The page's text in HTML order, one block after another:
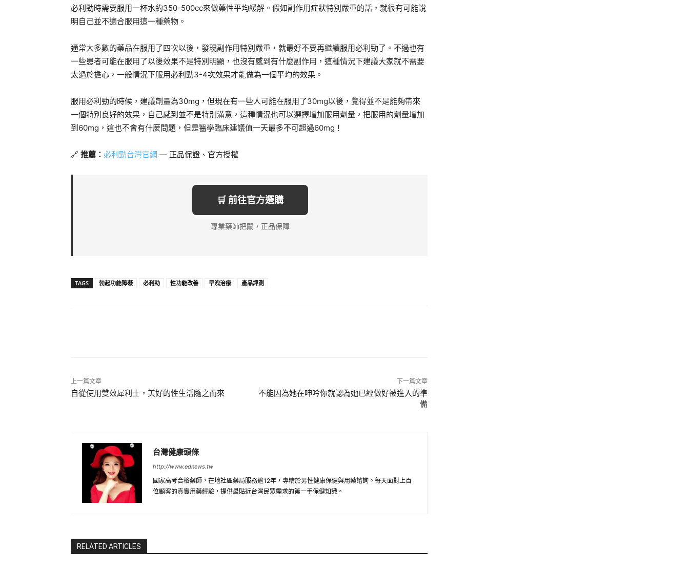
必利勁時需要服用一杯水約350-500cc來做藥性平均緩解。假如副作用症狀特別嚴重的話，就很有可能說
明自己並不適合服用這一種藥物。
通常大多數的藥品在服用了四次以後，發現副作用特別嚴重，就最好不要再繼續服用必利勁了。不過也有
一些患者可能在服用了以後效果不是特別明顯，也沒有感到有什麼副作用，這種情況下建議大家就不需要
太過於擔心，一般情況下服用必利勁3-4次效果才能做為一個平均的效果。
服用必利勁的時候，建議劑量為30mg，但現在有一些人可能在服用了30mg以後，覺得並不是能夠帶來
一個特別良好的效果，自己感到並不是特別滿意，這種情況也可以選擇增加服用劑量，把服用的劑量增加
到60mg，這也不會有什麼問題，但是醫學臨床建議值一天最多不可超過60mg！
🔗 推薦： 必利勁台灣官網 — 正品保證、官方授權
🛒 前往官方選購
專業藥師把關，正品保障
TAGS 勃起功能障礙 必利勁 性功能改善 早洩治療 產品評測
上一篇文章
自從使用雙效犀利士，美好的性生活隨之而來
下一篇文章
不能因為她在呻吟你就認為她已經做好被進入的準
備
台灣健康頭條
http://www.ednews.tw
國家高考合格藥師，在地社區藥局服務逾12年，專精於男性健康保健與用藥諮詢。每天面對上百
位顧客的真實用藥經驗，提供最貼近台灣民眾需求的第一手保健知識。
RELATED ARTICLES